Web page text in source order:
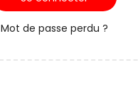
Mot de passe perdu ?